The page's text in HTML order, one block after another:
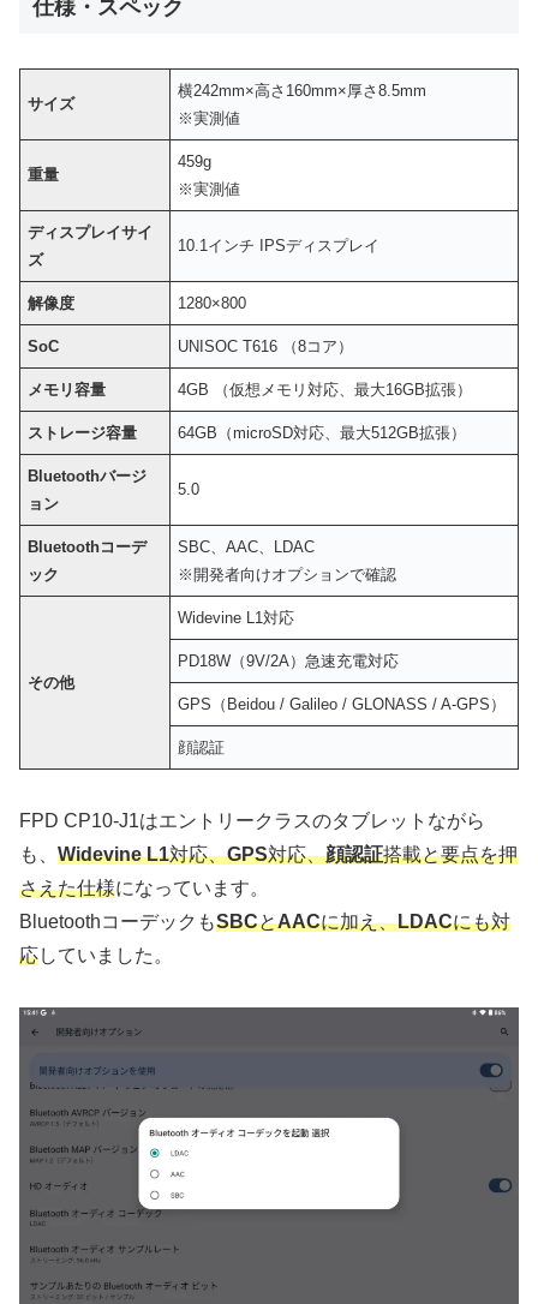
仕様・スペック
サイズ
横242mm×高さ160mm×厚さ8.5mm
※実測値
重量
459g
※実測値
ディスプレイサイ
ズ
10.1インチ IPSディスプレイ
解像度 1280×800
SoC UNISOC T616 （8コア）
メモリ容量 4GB （仮想メモリ対応、最大16GB拡張）
ストレージ容量 64GB（microSD対応、最大512GB拡張）
Bluetoothバージ
ョン
5.0
Bluetoothコーデ
ック
SBC、AAC、LDAC
※開発者向けオプションで確認
その他
Widevine L1対応
PD18W（9V/2A）急速充電対応
GPS（Beidou / Galileo / GLONASS / A-GPS）
顔認証
FPD CP10-J1はエントリークラスのタブレットながら
も、 Widevine L1対応、GPS対応、顔認証搭載と要点を押
さえた仕様になっています。
BluetoothコーデックもSBCとAACに加え、LDACにも対
応していました。